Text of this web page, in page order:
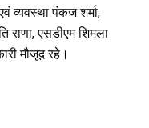
व्यवस्था पंकज शर्मा,
राणा, एसडीएम शिमला
मौजूद रहे।